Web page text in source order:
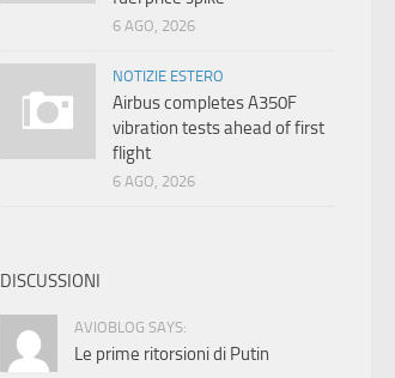
6 AGO, 2026
NOTIZIE ESTERO
Airbus completes A350F
vibration tests ahead of first
flight
6 AGO, 2026
DISCUSSIONI
AVIOBLOG SAYS:
Le prime ritorsioni di Putin